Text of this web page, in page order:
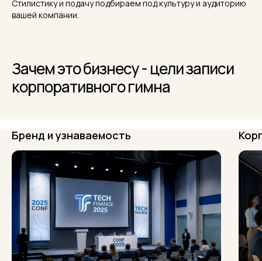
Стилистику и подачу подбираем под культуру и аудиторию
вашей компании.
Зачем это бизнесу - цели записи
корпоративного гимна
Бренд и узнаваемость